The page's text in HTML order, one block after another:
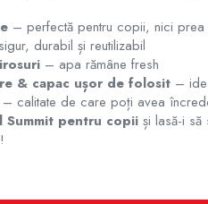
– perfectă pentru copii, nici prea
durabil și reutilizabil
– apa rămâne fresh
& capac ușor de folosit–
calitate de care poți avea
pentru copiiși lasă-i să